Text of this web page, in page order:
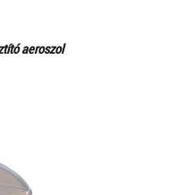
aeroszol